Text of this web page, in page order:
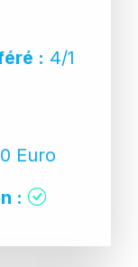
: 4/1
Euro
: